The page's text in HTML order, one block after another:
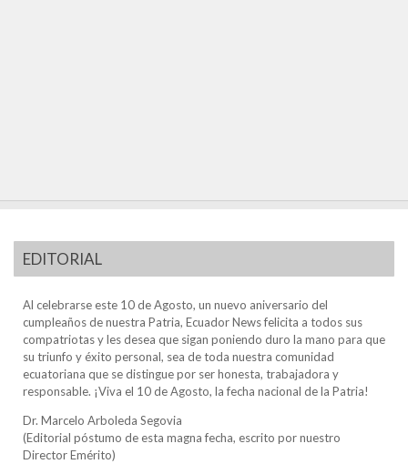
EDITORIAL
Al celebrarse este 10 de Agosto, un nuevo aniversario del
cumpleaños de nuestra Patria, Ecuador News felicita a todos sus
compatriotas y les desea que sigan poniendo duro la mano para que
su triunfo y éxito personal, sea de toda nuestra comunidad
ecuatoriana que se distingue por ser honesta, trabajadora y
responsable. ¡Viva el 10 de Agosto, la fecha nacional de la Patria!
Dr. Marcelo Arboleda Segovia
(Editorial póstumo de esta magna fecha, escrito por nuestro
Director Emérito)